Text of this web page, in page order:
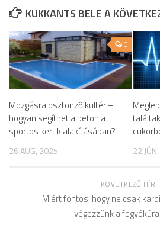
KUKKANTS BELE A
0
Mozgásra ösztönző kültér –
hogyan segíthet a beton a
sportos kert kialakításában?
26 AUG, 2025 22
KÖVETKEZŐ HÍR
Miért fontos, hogy ne csak
végezzünk a